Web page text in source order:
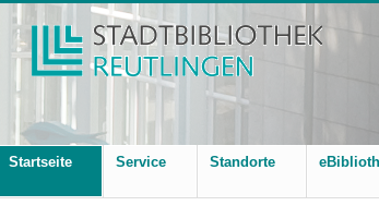
Startseite Service Standorte